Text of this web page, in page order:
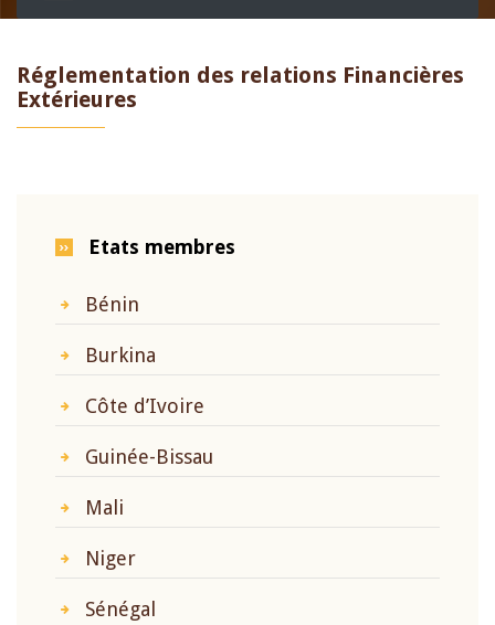
Réglementation des relations Financières
Extérieures
Etats membres
Bénin
Burkina
Côte d’Ivoire
Guinée-Bissau
Mali
Niger
Sénégal